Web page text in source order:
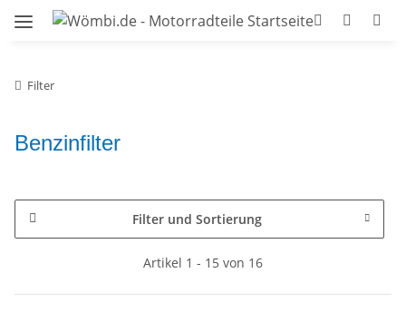
Filter
Benzinfilter
Filter und Sortierung
Artikel 1 - 15 von 16